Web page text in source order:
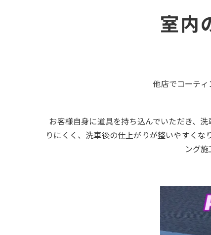
室内
他店でコーテ
お客様自身に道具を持ち込んでいただき、
りにくく、洗車後の仕上がりが整いやすく
ング